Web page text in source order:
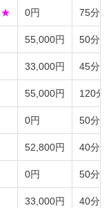
★ 0円 75分
55,000円 50分
33,000円 45分
55,000円 120分
0円 50分
52,800円 40分
0円 50分
33,000円 40分